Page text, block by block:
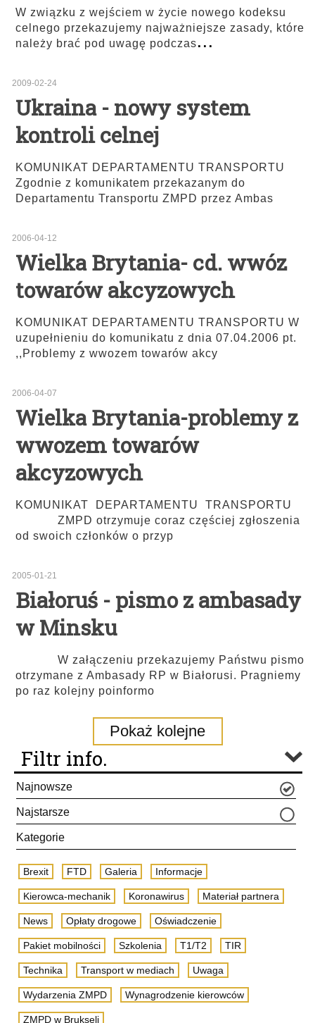
W związku z wejściem w życie nowego kodeksu
celnego przekazujemy najważniejsze zasady, które
należy brać pod uwagę podczas...
2009-02-24
Ukraina - nowy system
kontroli celnej
KOMUNIKAT DEPARTAMENTU TRANSPORTU
Zgodnie z komunikatem przekazanym do
Departamentu Transportu ZMPD przez Ambas
2006-04-12
Wielka Brytania- cd. wwóz
towarów akcyzowych
KOMUNIKAT DEPARTAMENTU TRANSPORTU W
uzupełnieniu do komunikatu z dnia 07.04.2006 pt.
,,Problemy z wwozem towarów akcy
2006-04-07
Wielka Brytania-problemy z
wwozem towarów
akcyzowych
KOMUNIKAT DEPARTAMENTU TRANSPORTU
ZMPD otrzymuje coraz częściej zgłoszenia
od swoich członków o przyp
2005-01-21
Białoruś - pismo z ambasady
w Minsku
W załączeniu przekazujemy Państwu pismo
otrzymane z Ambasady RP w Białorusi. Pragniemy
po raz kolejny poinformo
Pokaż kolejne
Filtr info.
Najnowsze
Najstarsze
Kategorie
Brexit FTD Galeria Informacje
Kierowca-mechanik Koronawirus Materiał partnera
News Opłaty drogowe Oświadczenie
Pakiet mobilności Szkolenia T1/T2 TIR
Technika Transport w mediach Uwaga
Wydarzenia ZMPD Wynagrodzenie kierowców
ZMPD w Brukseli